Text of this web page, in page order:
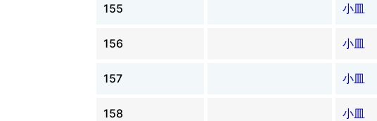
155 小皿
156 小皿
157 小皿
158 小皿